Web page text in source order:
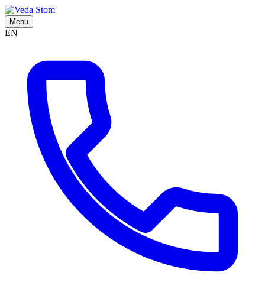
Menu
EN